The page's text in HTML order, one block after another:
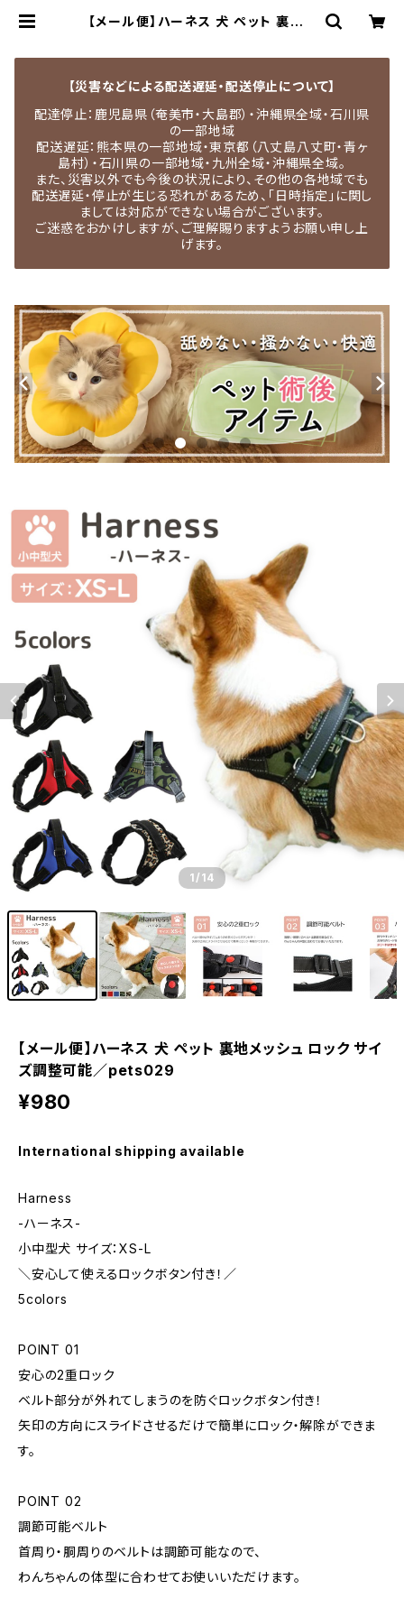
【メール便】ハーネス 犬 ペット 裏地メ
【災害などによる配送遅延・配送停止について】
配達停止：鹿児島県（奄美市・大島郡）・沖縄県全域・石川県
の一部地域
配送遅延：熊本県の一部地域・東京都（八丈島八丈町・青ヶ
島村）・石川県の一部地域・九州全域・沖縄県全域。
また、災害以外でも今後の状況により、その他の各地域でも
配送遅延・停止が生じる恐れがあるため、「日時指定」に関し
ましては対応ができない場合がございます。
ご迷惑をおかけしますが、ご理解賜りますようお願い申し上
げます。
1 /14
【メール便】ハーネス 犬 ペット 裏地メッシュ ロック サイ
ズ調整可能／pets029
¥980
International shipping available
Harness
-ハーネス-
小中型犬 サイズ：XS-L
＼安心して使えるロックボタン付き！／
5colors
POINT 01
安心の2重ロック
ベルト部分が外れてしまうのを防ぐロックボタン付き！
矢印の方向にスライドさせるだけで簡単にロック・解除ができま
す。
POINT 02
調節可能ベルト
首周り・胴周りのベルトは調節可能なので、
わんちゃんの体型に合わせてお使いいただけます。